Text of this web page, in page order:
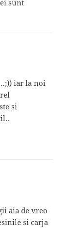
sunt
iar la noi
si
aia de vreo
si carja